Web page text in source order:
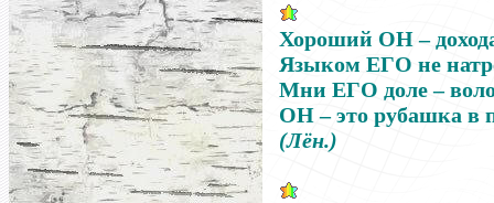
Хороший ОН –
Языком ЕГО не
Мни ЕГО доле–
ОН –это рубашка в
(Лён.)